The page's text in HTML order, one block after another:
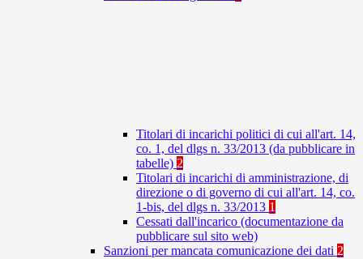
Titolari di incarichi politici di cui all'art. 14,
co. 1, del dlgs n. 33/2013 (da pubblicare in
tabelle) 2
Titolari di incarichi di amministrazione, di
direzione o di governo di cui all'art. 14, co.
1-bis, del dlgs n. 33/2013 1
Cessati dall'incarico (documentazione da
pubblicare sul sito web)
Sanzioni per mancata comunicazione dei dati 2